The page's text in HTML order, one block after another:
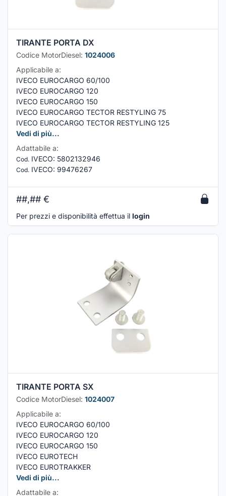
TIRANTE PORTA DX
Codice MotorDiesel: 1024006
Applicabile a:
IVECO EUROCARGO 60/100
IVECO EUROCARGO 120
IVECO EUROCARGO 150
IVECO EUROCARGO TECTOR RESTYLING 75
IVECO EUROCARGO TECTOR RESTYLING 125
Vedi di più...
Adattabile a:
Cod. IVECO: 5802132946
Cod. IVECO: 99476267
##,## €
Per prezzi e disponibilità effettua il login
TIRANTE PORTA SX
Codice MotorDiesel: 1024007
Applicabile a:
IVECO EUROCARGO 60/100
IVECO EUROCARGO 120
IVECO EUROCARGO 150
IVECO EUROTECH
IVECO EUROTRAKKER
Vedi di più...
Adattabile a: